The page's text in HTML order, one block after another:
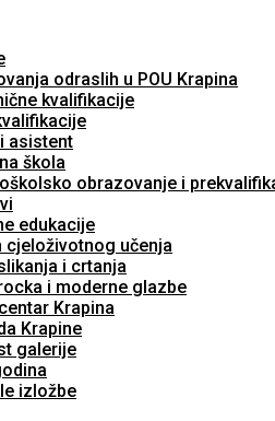
odraslih u POU Krapina
kvalifikacije
asistent
škola
obrazovanje i
edukacije
cjeloživotnog učenja
i crtanja
i moderne glazbe
Krapina
Krapine
galerije
izložbe